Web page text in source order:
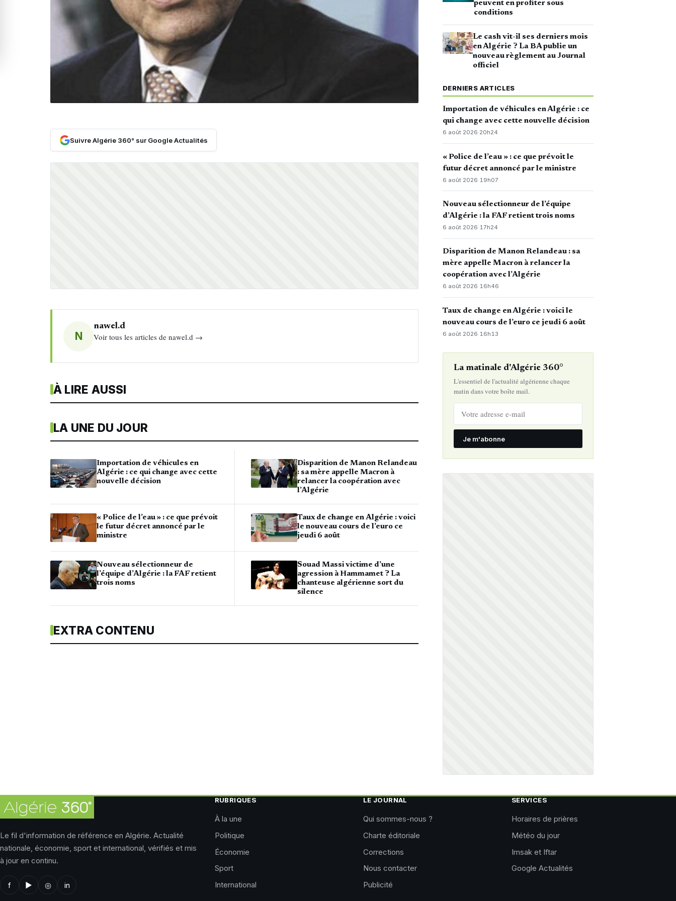
Suivre Algérie 360° sur Google Actualités
N
nawel.d
Voir tous les articles de nawel.d →
À LIRE AUSSI
LA UNE DU JOUR
Importation de véhicules en
Algérie : ce qui change avec cette
nouvelle décision
« Police de l’eau » : ce que prévoit
le futur décret annoncé par le
ministre
Nouveau sélectionneur de
l’équipe d’Algérie : la FAF retient
trois noms
Disparition de Manon Relandeau
: sa mère appelle Macron à
relancer la coopération avec
l’Algérie
Taux de change en Algérie : voici
le nouveau cours de l’euro ce
jeudi 6 août
Souad Massi victime d’une
agression à Hammamet ? La
chanteuse algérienne sort du
silence
EXTRA CONTENU
peuvent en profiter sous
conditions
Le cash vit-il ses derniers mois
en Algérie ? La BA publie un
nouveau règlement au Journal
officiel
DERNIERS ARTICLES
Importation de véhicules en Algérie : ce
qui change avec cette nouvelle décision
6 août 2026·20h24
« Police de l’eau » : ce que prévoit le
futur décret annoncé par le ministre
6 août 2026· 19h07
Nouveau sélectionneur de l’équipe
d’Algérie : la FAF retient trois noms
6 août 2026·17h24
Disparition de Manon Relandeau : sa
mère appelle Macron à relancer la
coopération avec l’Algérie
6 août 2026·16h46
Taux de change en Algérie : voici le
nouveau cours de l’euro ce jeudi 6 août
6 août 2026· 16h13
La matinale d'Algérie 360°
L'essentiel de l'actualité algérienne chaque
matin dans votre boîte mail.
Je m'abonne
Le fil d'information de référence en Algérie. Actualité
nationale, économie, sport et international, vérifiés et mis
à jour en continu.
f ▶ ◎ in
RUBRIQUES
À la une
Politique
Économie
Sport
International
LE JOURNAL
Qui sommes-nous ?
Charte éditoriale
Corrections
Nous contacter
Publicité
SERVICES
Horaires de prières
Météo du jour
Imsak et Iftar
Google Actualités